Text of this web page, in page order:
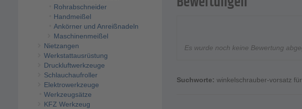
Rohrabschneider
Handmeißel
Ankörner und Anreißnadeln
Maschinenmeißel
Nietzangen
Werkstattausrüstung
Druckluftwerkzeuge
Schlauchaufroller
Elektrowerkzeuge
Werkzeugsätze
KFZ Werkzeug
Es wurde noch keine Bewertung
Suchworte: winkelschrauber-vorsatz